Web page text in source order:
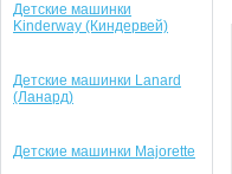
Детские машинки
Kinderway (Киндервей)
Детские машинки Lanard
(Ланард)
Детские машинки Majorette